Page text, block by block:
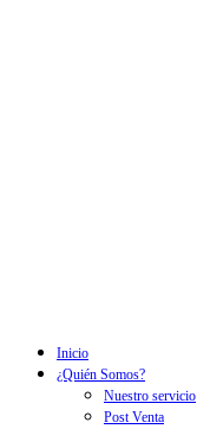
Inicio
¿Quién Somos?
Nuestro servicio
Post Venta